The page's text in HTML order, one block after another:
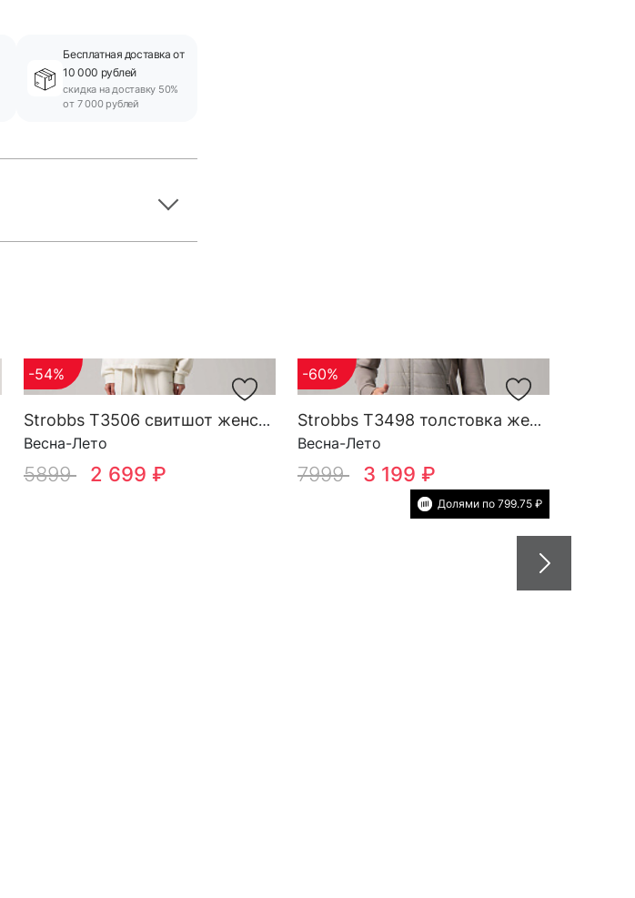
Бесплатная доставка от
10 000 рублей
скидка на доставку 50%
от 7 000 рублей
Strobbs T3506 свитшот женский
Весна-Лето
-54%
5899 2 699 ₽
Strobbs T3498 толстовка женская
Весна-Лето
-60%
7999 3 199 ₽
Долями по 799.75 ₽